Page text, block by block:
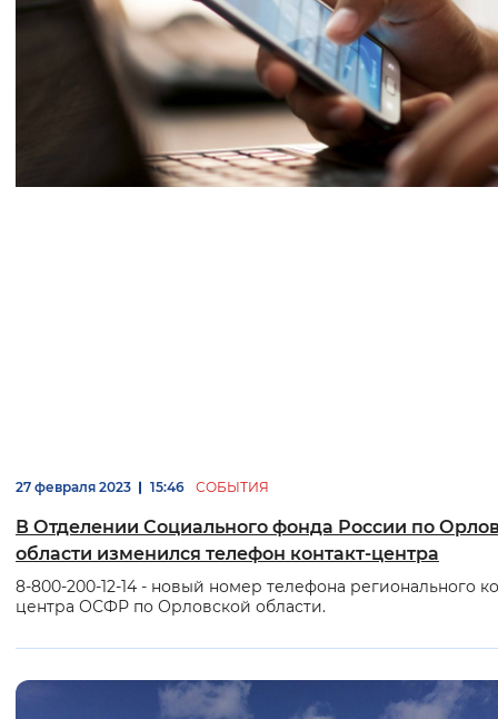
СОБЫТИЯ
27 февраля 2023 15:46
В Отделении Социального фонда России по
области изменился телефон контакт-центра
8-800-200-12-14 - новый номер телефона регионального
центра ОСФР по Орловской области.